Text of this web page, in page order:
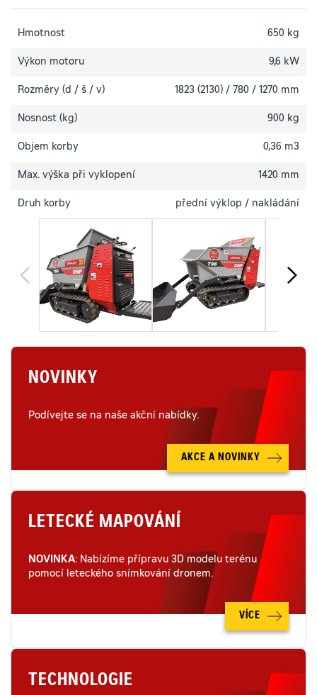
Hmotnost 650 kg
Výkon motoru 9,6 kW
Rozměry (d / š / v) 1823 (2130) / 780 / 1270 mm
Nosnost (kg) 900 kg
Objem korby 0,36 m3
Max. výška při vyklopení 1420 mm
Druh korby přední výklop / nakládání
NOVINKY
Podívejte se na naše akční nabídky.
AKCE A NOVINKY
LETECKÉ MAPOVÁNÍ
NOVINKA: Nabízíme přípravu 3D modelu terénu
pomocí leteckého snímkování dronem.
VÍCE
TECHNOLOGIE